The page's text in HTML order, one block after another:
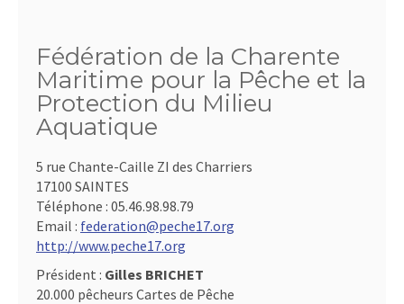
Fédération de la Charente
Maritime pour la Pêche et la
Protection du Milieu
Aquatique
5 rue Chante-Caille ZI des Charriers
17100 SAINTES
Téléphone : 05.46.98.98.79
Email : federation@peche17.org
http://www.peche17.org
Président : Gilles BRICHET
20.000 pêcheurs Cartes de Pêche